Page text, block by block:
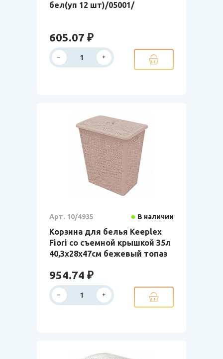
бел(уп 12 шт)/05001/
605.07 ₽
Арт. 10/4935 В наличии
Корзина для белья Keeplex
Fiori со съемной крышкой 35л
40,3х28х47см бежевый топаз
954.74 ₽